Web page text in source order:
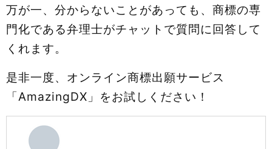
万が一、分からないことがあっても、商標の専
門化である弁理士がチャットで質問に回答して
くれます。
是非一度、オンライン商標出願サービス
「AmazingDX」をお試しください！